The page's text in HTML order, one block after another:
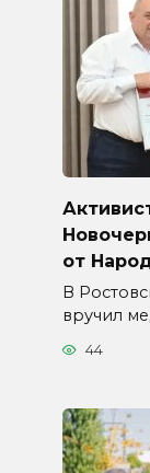
от
В
вручил
44